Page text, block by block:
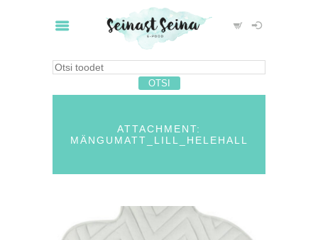
ATTACHMENT:
MÄNGUMATT_LILL_HELEHALL